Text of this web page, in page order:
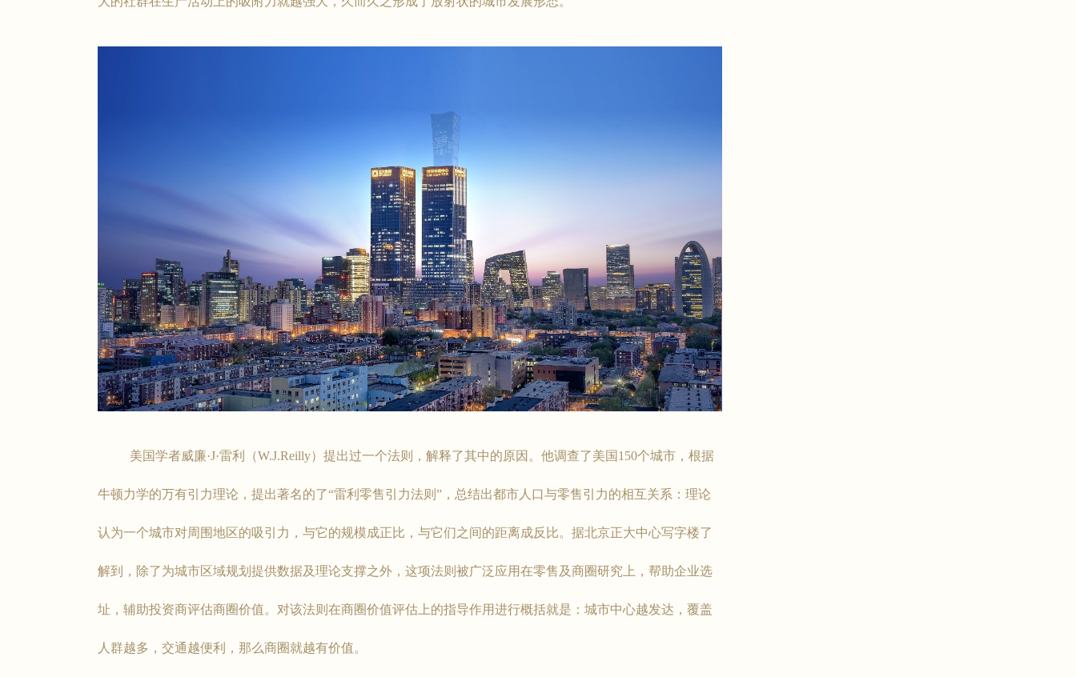
美国学者威廉·J·雷利（W.J.Reilly）提出过一个法则，解释了其中的原因。他调查了美国150个城市，根据
牛顿力学的万有引力理论，提出著名的了“雷利零售引力法则”，总结出都市人口与零售引力的相互关系：理论
认为一个城市对周围地区的吸引力，与它的规模成正比，与它们之间的距离成反比。据北京正大中心写字楼了
解到，除了为城市区域规划提供数据及理论支撑之外，这项法则被广泛应用在零售及商圈研究上，帮助企业选
址，辅助投资商评估商圈价值。对该法则在商圈价值评估上的指导作用进行概括就是：城市中心越发达，覆盖
人群越多，交通越便利，那么商圈就越有价值。